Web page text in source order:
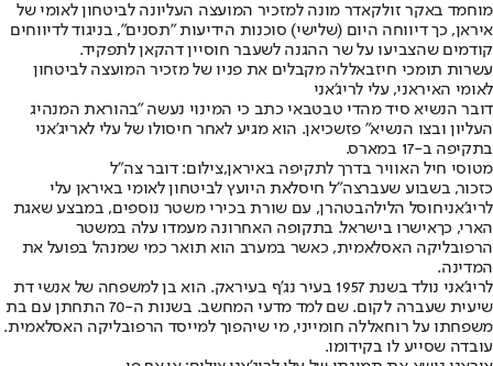
מוחמד באקר זולקאדר מונה למזכיר המועצה העליונה לביטחון לאומי של
איראן, כך דיווחה היום (שלישי) סוכנות הידיעות ״תסנים״, בניגוד לדיווחים
קודמים שהצביעו על שר ההגנה לשעבר חוסיין דהקאן לתפקיד.
עשרות תומכי חיזבאללה מקבלים את פניו של מזכיר המועצה לביטחון
לאומי האיראני, עלי לריג'אני
דובר הנשיא סיד מהדי טבטבאי כתב כי המינוי נעשה ״בהוראת המנהיג
העליון ובצו הנשיא״ פזשכיאן. הוא מגיע לאחר חיסולו של עלי לאריג’אני
בתקיפה ב-17 במארס.
מטוסי חיל האוויר בדרך לתקיפה באיראן,צילום: דובר צה"ל
כזכור, בשבוע שעברצה"ל חיסלאת היועץ לביטחון לאומי באיראן עלי
לריג'אניחוסל הלילהבטהרן, עם שורת בכירי משטר נוספים, במבצע שאגת
הארי, כךאישרו בישראל. בתקופה האחרונה מעמדו עלה במשטר
הרפובליקה האסלאמית, כאשר במערב הוא תואר כמי שמנהל בפועל את
המדינה.
לריג'אני נולד בשנת 1957 בעיר נג'ף בעיראק. הוא בן למשפחה של אנשי דת
שיעית שעברה לקום. שם למד מדעי המחשב. בשנות ה-70 התחתן עם בת
משפחתו על רוחאללה חומייני, מי שיהפוך למייסד הרפובליקה האסלאמית.
עובדה שסייע לו בקידומו.